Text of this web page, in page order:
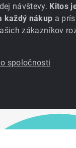
návštevy. Kitos
každý nákup a
zákazníkov
spoločnosti